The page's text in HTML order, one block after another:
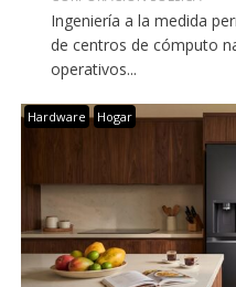
Ingeniería a la medida
de centros de cómputo
operativos...
Hardware Hogar